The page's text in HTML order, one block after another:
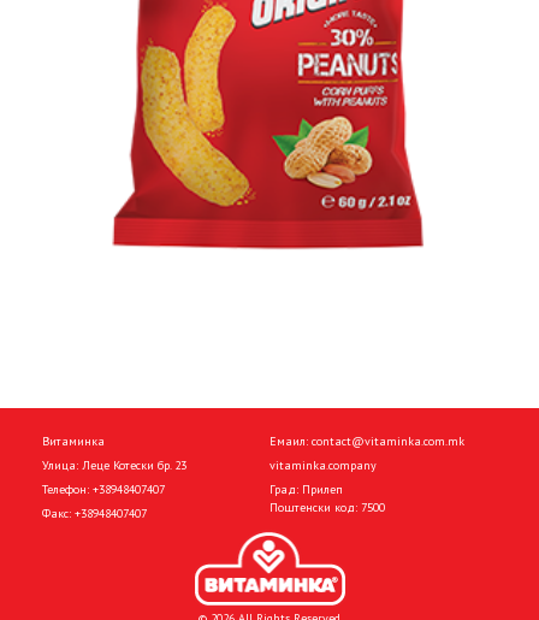
Витаминка
Улица: Леце Котески бр. 23
Телефон: +38948407407
Факс: +38948407407
Емаил: contact@vitaminka.com.mk
vitaminka.company
Град: Прилеп
Поштенски код: 7500